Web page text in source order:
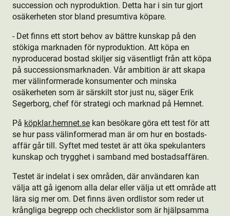
succession och nyprodukt­ion. Detta har i sin tur gjort
osäkerheten stor bland presumtiva köpare.
- Det finns ett stort behov av bättre kunskap på den
stökiga marknaden för nyprodukt­ion. Att köpa en
nyproducerad bostad skiljer sig väsentligt från att köpa
på successionsmarknaden. Vår ambition är att skapa
mer välinformerade konsumenter och minska
osäkerheten som är särskilt stor just nu, säger Erik
Segerborg, chef för strategi och marknad på Hemnet.
På köpklar.hemnet.se kan besökare göra ett test för att
se hur pass välinformerad man är om hur en bostads­
affär går till. Syftet med testet är att öka spekulanters
kunskap och trygghet i samband med bostads­affären.
Testet är indelat i sex områden, där användaren kan
välja att gå igenom alla delar eller välja ut ett område att
lära sig mer om. Det finns även ordlistor som reder ut
krångliga begrepp och checklistor som är hjälpsamma